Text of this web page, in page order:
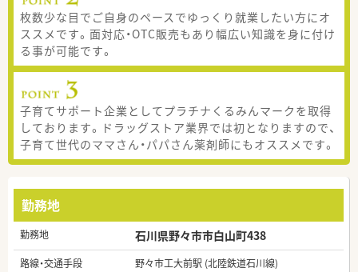
枚数少な目でご自身のペースでゆっくり就業したい方にオ
ススメです。面対応・OTC販売もあり幅広い知識を身に付け
る事が可能です。
子育てサポート企業としてプラチナくるみんマークを取得
しております。ドラッグストア業界では初となりますので、
子育て世代のママさん・パパさん薬剤師にもオススメです。
勤務地
勤務地 石川県野々市市白山町438
路線・交通手段
野々市工大前駅 (北陸鉄道石川線)